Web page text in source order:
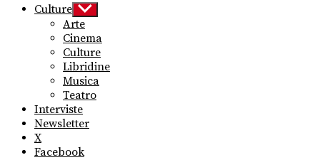
Culture Show
sub
menu
Arte
Cinema
Culture
Libridine
Musica
Teatro
Interviste
Newsletter
X
Facebook